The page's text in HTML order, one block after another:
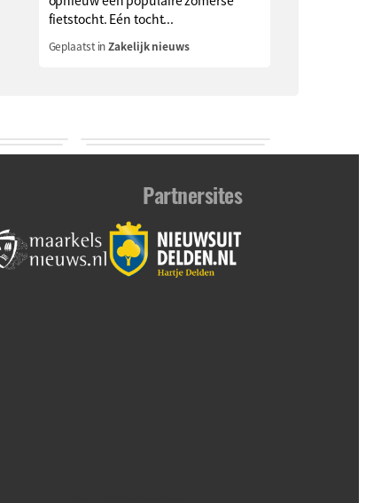
fietstocht. Eén tocht...
Geplaatst inZakelijk nieuws
Partnersites